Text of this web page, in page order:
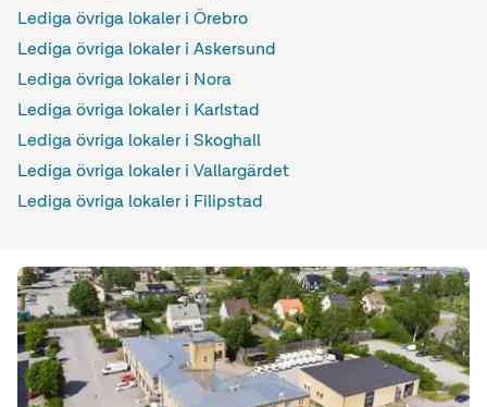
Lediga övriga lokaler i Örebro
Lediga övriga lokaler i Askersund
Lediga övriga lokaler i Nora
Lediga övriga lokaler i Karlstad
Lediga övriga lokaler i Skoghall
Lediga övriga lokaler i Vallargärdet
Lediga övriga lokaler i Filipstad